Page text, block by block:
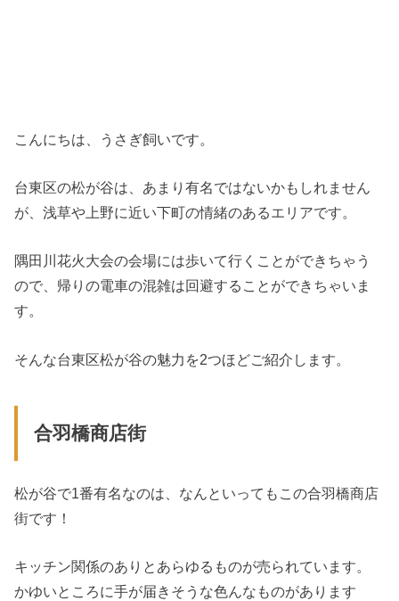
こんにちは、うさぎ飼いです。
台東区の松が谷は、あまり有名ではないかもしれません
が、浅草や上野に近い下町の情緒のあるエリアです。
隅田川花火大会の会場には歩いて行くことができちゃう
ので、帰りの電車の混雑は回避することができちゃいま
す。
そんな台東区松が谷の魅力を2つほどご紹介します。
合羽橋商店街
松が谷で1番有名なのは、なんといってもこの合羽橋商店
街です！
キッチン関係のありとあらゆるものが売られています。
かゆいところに手が届きそうな色んなものがあります